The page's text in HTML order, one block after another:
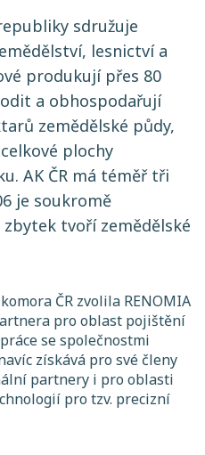
sdružuje
lesnictví a
produkují přes 80
a obhospodařují
zemědělské půdy,
plochy
AK ČR má téměř tři
je soukromě
tvoří zemědělské
ČR zvolila RENOMIA
pro oblast pojištění
se společnostmi
získává pro své členy
partnery i pro oblasti
pro tzv. precizní